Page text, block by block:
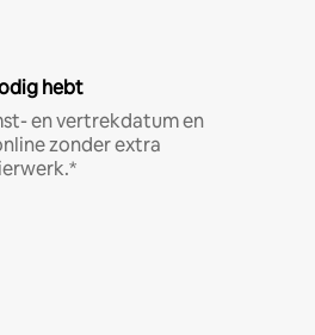
hebt
en vertrekdatum en
zonder extra